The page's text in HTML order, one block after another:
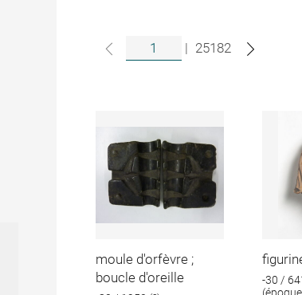
| 25182
moule d'orfèvre ;
boucle d'oreille
-30 /